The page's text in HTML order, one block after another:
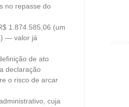
no repasse do
1.874.585,06 (um
— valor já
de ato
declaração
o risco de arcar
cuja